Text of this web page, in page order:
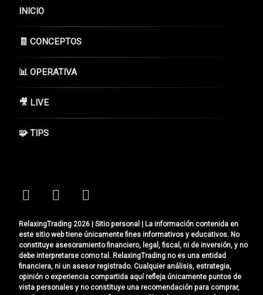
INICIO
🧾 CONCEPTOS
📊 OPERATIVA
🎥 LIVE
🧩 TIPS
Facebook
Instagram
YouTube
RelaxingTrading 2026 | Sitio personal | La información contenida en
este sitio web tiene únicamente fines informativos y educativos. No
constituye asesoramiento financiero, legal, fiscal, ni de inversión, y no
debe interpretarse como tal. RelaxingTrading no es una entidad
financiera, ni un asesor registrado. Cualquier análisis, estrategia,
opinión o experiencia compartida aquí refleja únicamente puntos de
vista personales y no constituye una recomendación para comprar,